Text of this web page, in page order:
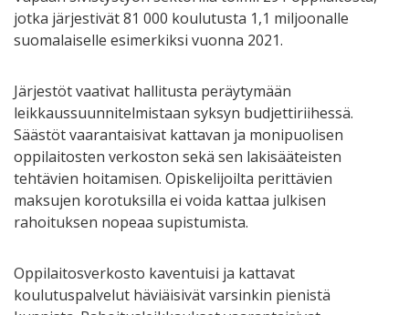
jotka järjestivät 81 000 koulutusta 1,1 miljoonalle
suomalaiselle esimerkiksi vuonna 2021.
Järjestöt vaativat hallitusta peräytymään
leikkaussuunnitelmistaan syksyn budjettiriihessä.
Säästöt vaarantaisivat kattavan ja monipuolisen
oppilaitosten verkoston sekä sen lakisääteisten
tehtävien hoitamisen. Opiskelijoilta perittävien
maksujen korotuksilla ei voida kattaa julkisen
rahoituksen nopeaa supistumista.
Oppilaitosverkosto kaventuisi ja kattavat
koulutuspalvelut häviäisivät varsinkin pienistä